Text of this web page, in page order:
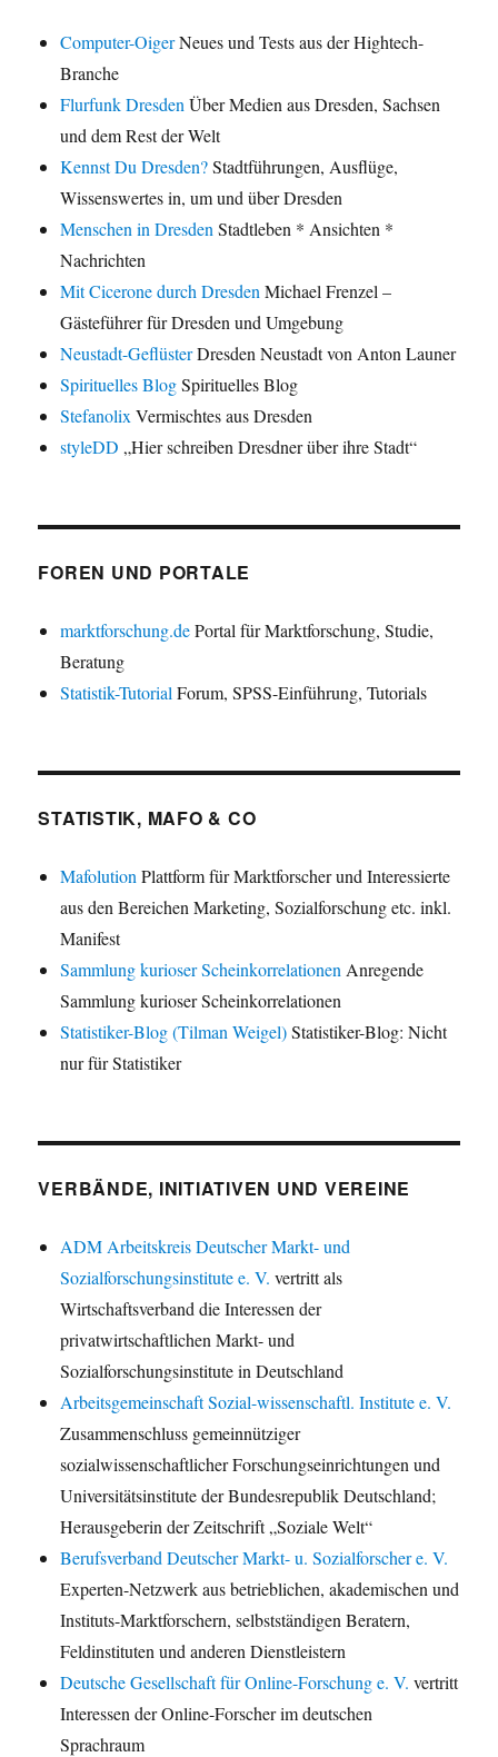
Computer-OigerNeues und Tests aus der Hightech-
Branche
Flurfunk Dresden Über Medien aus Dresden, Sachsen
und dem Rest der Welt
Kennst Du Dresden?Stadtführungen, Ausflüge,
Wissenswertes in, um und über Dresden
Menschen in Dresden Stadtleben * Ansichten *
Nachrichten
Mit Cicerone durch Dresden Michael Frenzel –
Gästeführer für Dresden und Umgebung
Neustadt-GeflüsterDresden Neustadt von Anton Launer
Spirituelles BlogSpirituelles Blog
Stefanolix Vermischtes aus Dresden
styleDD „Hier schreiben Dresdner über ihre Stadt“
FOREN UND PORTALE
marktforschung.dePortal für Marktforschung, Studie,
Beratung
Statistik-Tutorial Forum, SPSS-Einführung, Tutorials
STATISTIK, MAFO & CO
Mafolution Plattform für Marktforscher und Interessierte
aus den Bereichen Marketing, Sozialforschung etc. inkl.
Manifest
Sammlung kurioser Scheinkorrelationen Anregende
Sammlung kurioser Scheinkorrelationen
Statistiker-Blog (Tilman Weigel)Statistiker-Blog: Nicht
nur für Statistiker
VERBÄNDE, INITIATIVEN UND VEREINE
ADM Arbeitskreis Deutscher Markt- und
Sozialforschungsinstitute e. V. vertritt als
Wirtschaftsverband die Interessen der
privatwirtschaftlichen Markt- und
Sozialforschungsinstitute in Deutschland
Arbeitsgemeinschaft Sozial-wissenschaftl. Institute e. V.
Zusammenschluss gemeinnütziger
sozialwissenschaftlicher Forschungseinrichtungen und
Universitätsinstitute der Bundesrepublik Deutschland;
Herausgeberin der Zeitschrift „Soziale Welt“
Berufsverband Deutscher Markt- u. Sozialforscher e. V.
Experten-Netzwerk aus betrieblichen, akademischen und
Instituts-Marktforschern, selbstständigen Beratern,
Feldinstituten und anderen Dienstleistern
Deutsche Gesellschaft für Online-Forschung e. V. vertritt
Interessen der Online-Forscher im deutschen
Sprachraum